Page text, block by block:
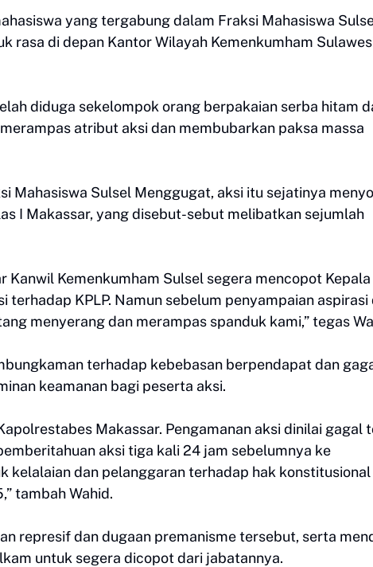
yang tergabung dalam Fraksi Mahasiswa
rasa di depan Kantor Wilayah Kemenkumham
diduga sekelompok orang berpakaian serba hitam
atribut aksi dan membubarkan paksa massa
Mahasiswa Sulsel Menggugat, aksi itu sejatinya
I Makassar, yang disebut-sebut melibatkan sejumlah
Kanwil Kemenkumham Sulsel segera mencopot
terhadap KPLP. Namun sebelum penyampaian aspirasi
menyerang dan merampas spanduk kami,” tegas
terhadap kebebasan berpendapat dan
keamanan bagi peserta aksi.
Makassar. Pengamanan aksi dinilai gagal
aksi tiga kali 24 jam sebelumnya ke
kelalaian dan pelanggaran terhadap hak
tambah Wahid.
represif dan dugaan premanisme tersebut, serta
untuk segera dicopot dari jabatannya.